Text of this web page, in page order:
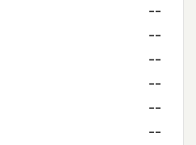
--
--
--
--
--
--